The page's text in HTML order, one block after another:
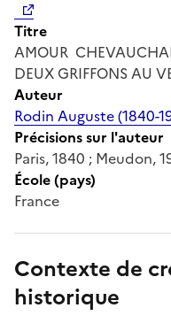
Titre
AMOUR
DEUX GRIFFONS AU
Auteur
Rodin Auguste (1840-
Précisions sur l'auteur
Paris, 1840 ; Meudon,
École (pays)
France
Contexte de
historique